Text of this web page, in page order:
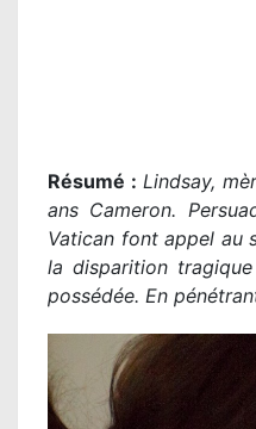
Résumé : Lindsay,
ans Cameron.
Vatican font appel au
la disparition
possédée. En